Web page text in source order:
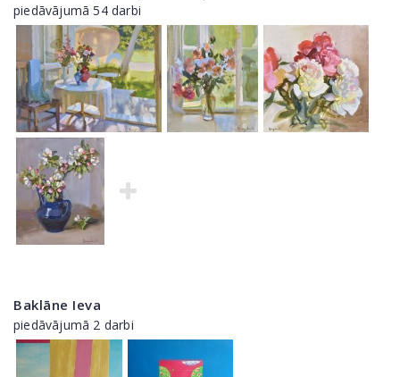
piedāvājumā 54 darbi
Baklāne Ieva
piedāvājumā 2 darbi